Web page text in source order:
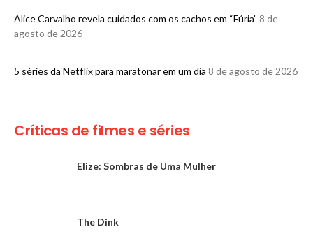
Alice Carvalho revela cuidados com os cachos em “Fúria” 8 de
agosto de 2026
5 séries da Netflix para maratonar em um dia 8 de agosto de 2026
Críticas de filmes e séries
Elize: Sombras de Uma Mulher
The Dink